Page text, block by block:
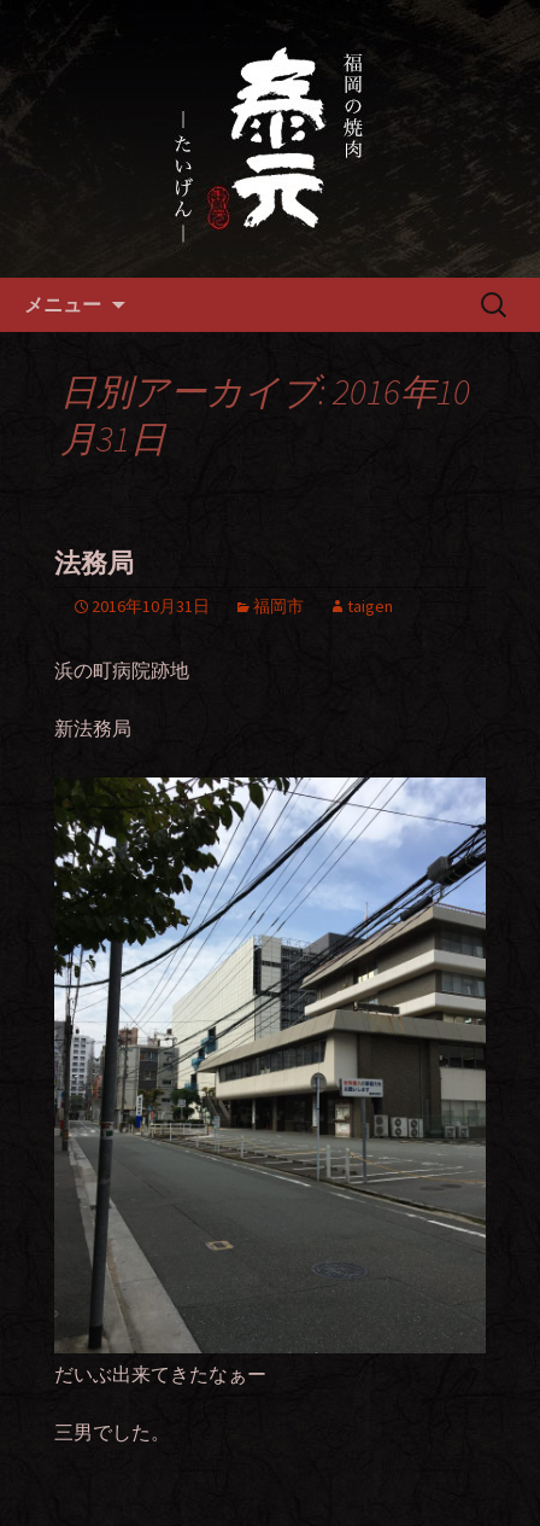
福岡市、畜産農家直送の厳選黒
毛和牛を愉しめる焼肉店
畜産農家直送の厳選肉が自慢の福岡市
の焼肉『泰元』
メニュー
検
日別アーカイブ: 2016年10
月31日
法務局
2016年10月31日 福岡市 taigen
浜の町病院跡地
新法務局
だいぶ出来てきたなぁー
三男でした。